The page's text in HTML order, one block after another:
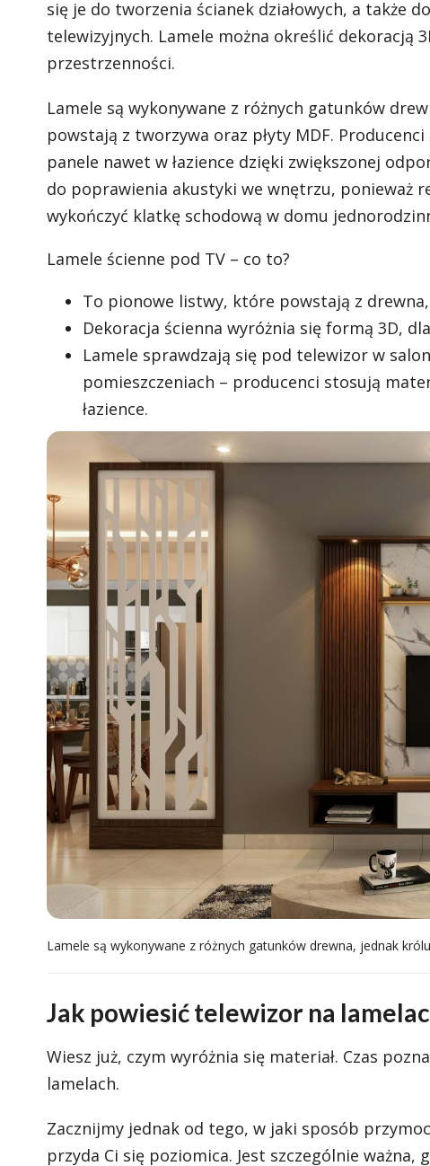
się je do tworzenia ścianek działowych, a także
telewizyjnych. Lamele można określić dekoracją
przestrzenności.
Lamele są wykonywane z różnych gatunków
powstają z tworzywa oraz płyty MDF.
panele nawet w łazience dzięki zwiększonej
do poprawienia akustyki we wnętrzu, ponieważ
wykończyć klatkę schodową w domu
Lamele ścienne pod TV – co to?
To pionowe listwy, które powstają z
Dekoracja ścienna wyróżnia się formą 3D,
Lamele sprawdzają się pod telewizor w
pomieszczeniach – producenci stosują
łazience.
Lamele są wykonywane z różnych gatunków drewna, jednak
Jak powiesić telewizor na
Wiesz już, czym wyróżnia się materiał. Czas
lamelach.
Zacznijmy jednak od tego, w jaki sposób
przyda Ci się poziomica. Jest szczególnie